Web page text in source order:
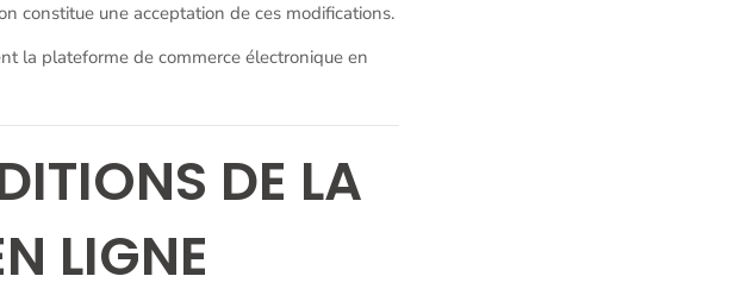
constitue une acceptation de ces modifications.
la plateforme de commerce électronique en
DE LA
LIGNE